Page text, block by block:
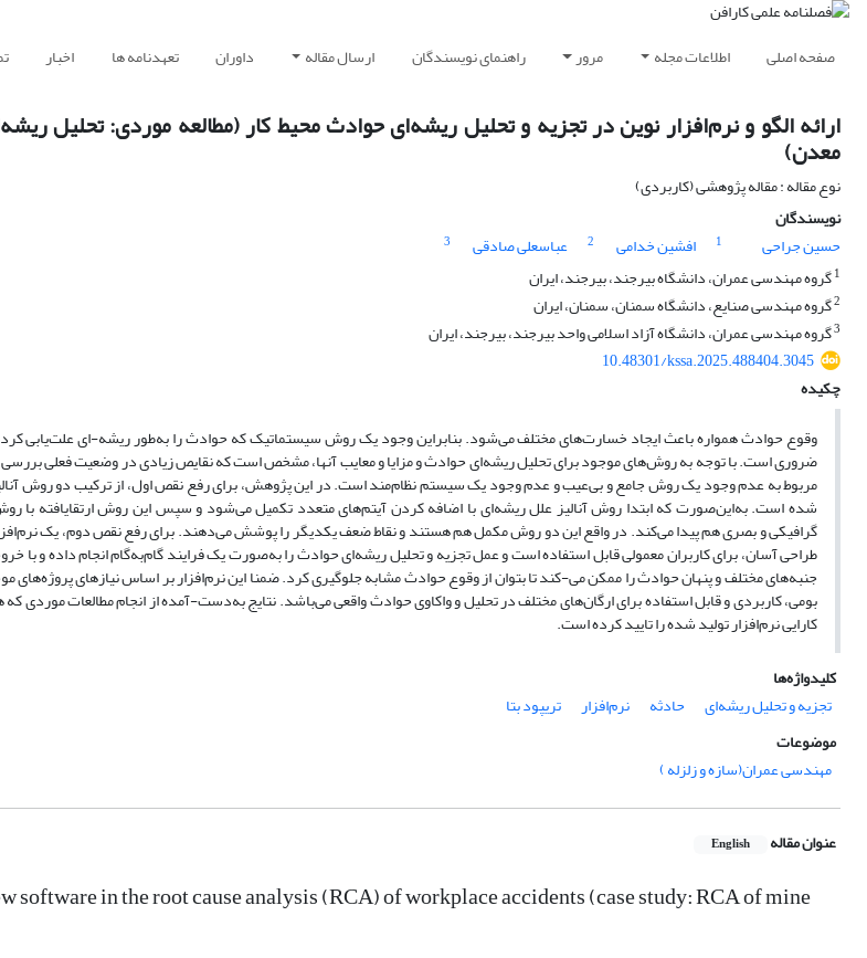
صفحه اصلی اطلاعات مجله مرور راهنمای نویسندگان ارسال مقاله داوران تعهدنامه ها اخبار
ارائه الگو و نرم‌افزار نوین در تجزیه و تحلیل ریشه‌ای حوادث محیط کار (مطالعه موردی: تحلیل
معدن)
نوع مقاله : مقاله پژوهشی (کاربردی)
نویسندگان
حسین جراحی
1 افشین خدامی 2 عباسعلی صادقی
3
1گروه مهندسی عمران، دانشگاه بیرجند، بیرجند، ایران
2گروه مهندسی صنایع، دانشگاه سمنان، سمنان، ایران
3گروه مهندسی عمران، دانشگاه آزاد اسلامی واحد بیرجند، بیرجند، ایران
10.48301/kssa.2025.488404.3045
چکیده
وقوع حوادث همواره باعث ایجاد خسارت‌های مختلف می‌شود. بنابراین وجود یک روش سیستماتیک که حوادث را به‌طور ریشه-ای علت‌یابی
ضروری است. با توجه به روش‌های موجود برای تحلیل ریشه‌ای حوادث و مزایا و معایب آنها، مشخص است که نقایص زیادی در وضعیت فعلی
مربوط به عدم وجود یک روش جامع و بی‌عیب و عدم وجود یک سیستم نظام‌مند است. در این پژوهش، برای رفع نقص اول، از ترکیب دو روش
شده است. به‌این‌صورت که ابتدا روش آنالیز علل ریشه‌ای با اضافه کردن آیتم‌های متعدد تکمیل می‌شود و سپس این روش ارتقایافته با
گرافیکی و بصری هم پیدا می‌کند. در واقع این دو روش مکمل هم هستند و نقاط ضعف یکدیگر را پوشش می‌دهند. برای رفع نقص دوم، یک
طراحی آسان، برای کاربران معمولی قابل استفاده است و عمل تجزیه و تحلیل ریشه‌ای حوادث را به‌صورت یک فرایند گام‌به‌گام انجام داده و با
جنبه‌های مختلف و پنهان حوادث را ممکن می-کند تا بتوان از وقوع حوادث مشابه جلوگیری کرد. ضمنا این نرم‌افزار بر اساس نیازهای پروژه‌های
بومی، کاربردی و قابل استفاده برای ارگان‌های مختلف در تحلیل و واکاوی حوادث واقعی می‌باشد. نتایج به‌دست-آمده از انجام مطالعات موردی
کارایی نرم‌افزار تولید شده را تایید کرده است.
کلیدواژه‌ها
تجزیه و تحلیل ریشه‌ای
حادثه نرم‌افزار
تریپود بتا
موضوعات
مهندسی عمران(سازه و زلزله )
عنوان مقاله English
software in the root cause analysis (RCA) of workplace accidents (case study: RCA of mine